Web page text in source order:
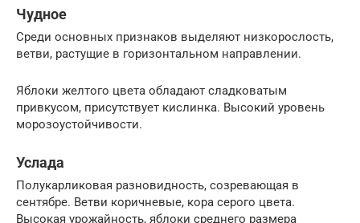
Чудное
Среди основных признаков выделяют низкорослость,
ветви, растущие в горизонтальном направлении.
Яблоки желтого цвета обладают сладковатым
привкусом, присутствует кислинка. Высокий уровень
морозоустойчивости.
Услада
Полукарликовая разновидность, созревающая в
сентябре. Ветви коричневые, кора серого цвета.
Высокая урожайность, яблоки среднего размера